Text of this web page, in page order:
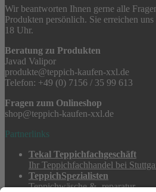
Wir beantworten Ihnen gerne alle
Produkten persönlich. Sie erreichen
18 Uhr.
Beratung zu Produkten
Javad Valipor
produkte@teppich-kaufen-xxl.de
Telefon: +49 (0) 7156 / 35 99 613
Fragen zum Onlineshop
shop@teppich-kaufen-xxl.de
Partnerlinks
Tekal Teppichfachgeschäft
Ihr Teppichfachhandel bei
TeppichSpezialisten
Teppichwäsche & -reparatur